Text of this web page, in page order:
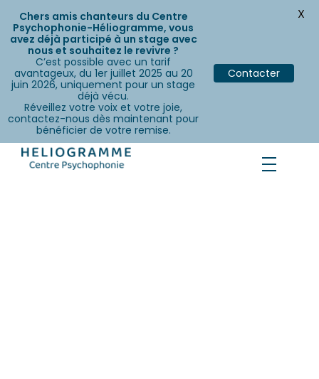
Chers amis chanteurs du Centre
Psychophonie-Héliogramme, vous
avez déjà participé à un stage avec
nous et souhaitez le revivre ?
C’est possible avec un tarif
avantageux, du 1er juillet 2025 au 20
juin 2026, uniquement pour un stage
déjà vécu.
Réveillez votre voix et votre joie,
contactez-nous dès maintenant pour
bénéficier de votre remise.
Contacter
X